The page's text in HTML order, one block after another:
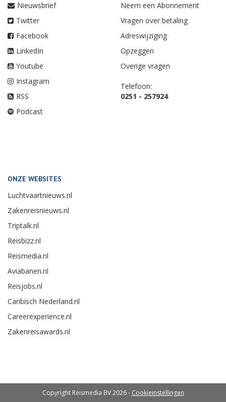
Nieuwsbrief
Twitter
Facebook
LinkedIn
Youtube
Instagram
RSS
Podcast
Neem een Abonnement
Vragen over betaling
Adreswijziging
Opzeggen
Overige vragen
Telefoon:
0251 - 257924
ONZE WEBSITES
Luchtvaartnieuws.nl
Zakenreisnieuws.nl
Triptalk.nl
Reisbizz.nl
Reismedia.nl
Aviabanen.nl
Reisjobs.nl
Caribisch Nederland.nl
Careerexperience.nl
Zakenreisawards.nl
Copyright Reismedia BV 2026 - Cookieinstellingen